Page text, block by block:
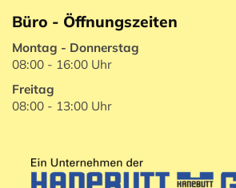
Büro - Öffnungszeiten
Montag - Donnerstag
08:00 - 16:00 Uhr
Freitag
08:00 - 13:00 Uhr